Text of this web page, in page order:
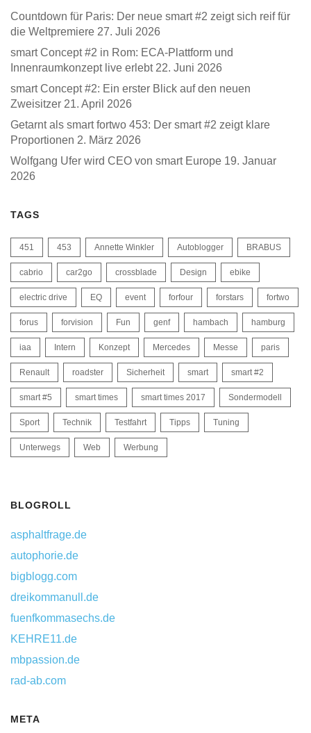
Countdown für Paris: Der neue smart #2 zeigt sich reif für
die Weltpremiere 27. Juli 2026
smart Concept #2 in Rom: ECA-Plattform und
Innenraumkonzept live erlebt 22. Juni 2026
smart Concept #2: Ein erster Blick auf den neuen
Zweisitzer 21. April 2026
Getarnt als smart fortwo 453: Der smart #2 zeigt klare
Proportionen 2. März 2026
Wolfgang Ufer wird CEO von smart Europe 19. Januar
2026
TAGS
451 453 Annette Winkler Autoblogger BRABUS
cabrio car2go crossblade Design ebike
electric drive EQ event forfour forstars fortwo
forus forvision Fun genf hambach hamburg
iaa Intern Konzept Mercedes Messe paris
Renault roadster Sicherheit smart smart #2
smart #5 smart times smart times 2017 Sondermodell
Sport Technik Testfahrt Tipps Tuning
Unterwegs Web Werbung
BLOGROLL
asphaltfrage.de
autophorie.de
bigblogg.com
dreikommanull.de
fuenfkommasechs.de
KEHRE11.de
mbpassion.de
rad-ab.com
META